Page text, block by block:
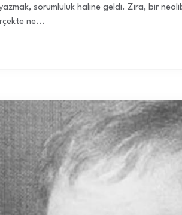
yazmak, sorumluluk haline geldi. Zira, bir
ne...